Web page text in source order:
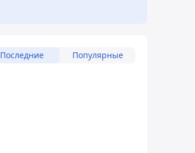
Последние Популярные